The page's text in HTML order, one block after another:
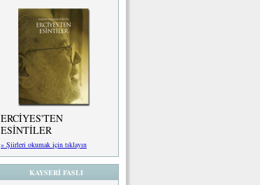
ERCİYES'TEN
ESİNTİLER
» Şiirleri okumak için tıklayın
KAYSERİ FASLI